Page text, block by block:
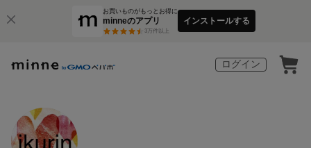
お買いものがもっとお得に
minneのアプリ
3万件以上
インストールする
ログイン